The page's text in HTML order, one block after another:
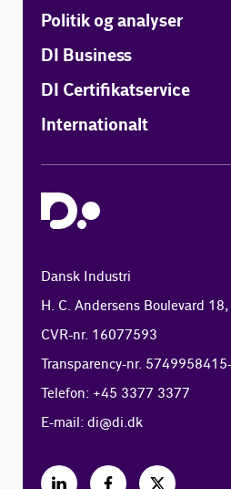
Politik og analyser
DI Business
DI Certifikatservice
Internationalt
Dansk Industri
H. C. Andersens Boulevard
CVR-nr. 16077593
Transparency-nr.
Telefon: +45 3377 3377
E-mail:di@di.dk